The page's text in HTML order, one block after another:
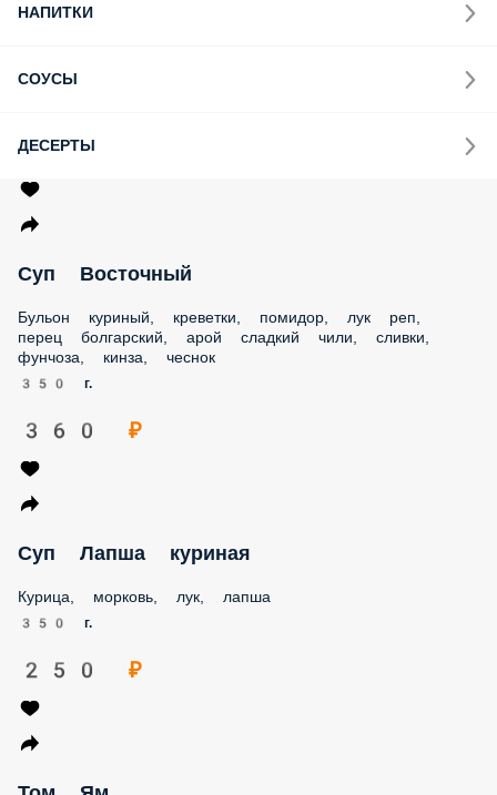
НАПИТКИ
СОУСЫ
ДЕСЕРТЫ
Суп Восточный
Бульон куриный, креветки, помидор, лук реп, перец
болгарский, арой сладкий чили, сливки, фунчоза, кинза,
чеснок
350 г.
360 ₽
Суп Лапша куриная
Курица, морковь, лук, лапша
350 г.
250 ₽
Том Ям